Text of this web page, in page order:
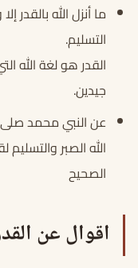
ما أنزل الله
التسليم.
القدر هو لغة الله
جيدين.
عن النبي محمد صلى
الله الصبر
الصحيح
اقوال عن